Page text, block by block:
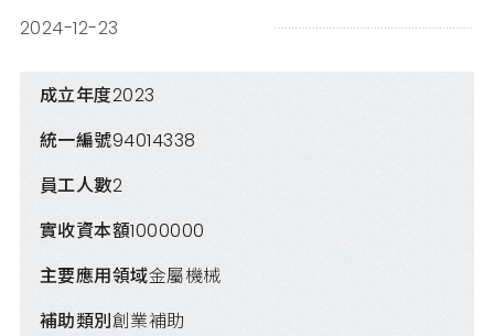
2024-12-23
成立年度2023
統一編號94014338
員工人數2
實收資本額1000000
主要應用領域金屬機械
補助類別創業補助